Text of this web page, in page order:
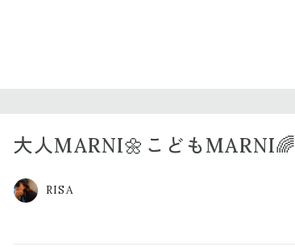
大人MARNI🌼こどもMARNI🌈
RISA